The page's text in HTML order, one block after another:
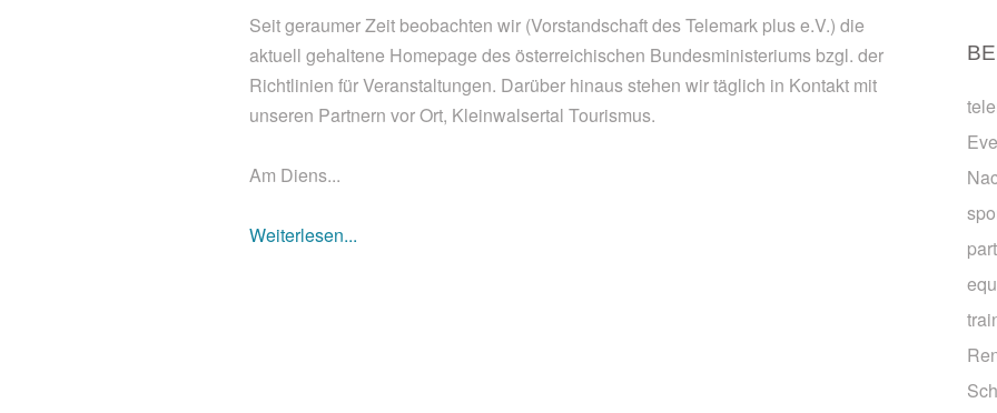
Seit geraumer Zeit beobachten wir (Vorstandschaft des Telemark plus e.V.) die
aktuell gehaltene Homepage des österreichischen Bundesministeriums bzgl. der
Richtlinien für Veranstaltungen. Darüber hinaus stehen wir täglich in Kontakt mit
unseren Partnern vor Ort, Kleinwalsertal Tourismus.
Am Diens...
Weiterlesen...